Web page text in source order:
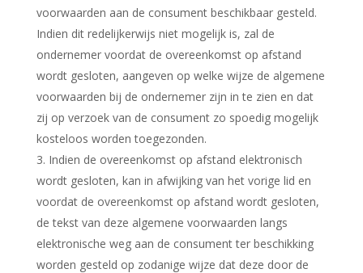
voorwaarden aan de consument beschikbaar gesteld.
Indien dit redelijkerwijs niet mogelijk is, zal de
ondernemer voordat de overeenkomst op afstand
wordt gesloten, aangeven op welke wijze de algemene
voorwaarden bij de ondernemer zijn in te zien en dat
zij op verzoek van de consument zo spoedig mogelijk
kosteloos worden toegezonden.
Indien de overeenkomst op afstand elektronisch
wordt gesloten, kan in afwijking van het vorige lid en
voordat de overeenkomst op afstand wordt gesloten,
de tekst van deze algemene voorwaarden langs
elektronische weg aan de consument ter beschikking
worden gesteld op zodanige wijze dat deze door de